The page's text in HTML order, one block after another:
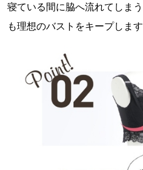
寝ている間に脇へ流れてしま
も理想のバストをキープします